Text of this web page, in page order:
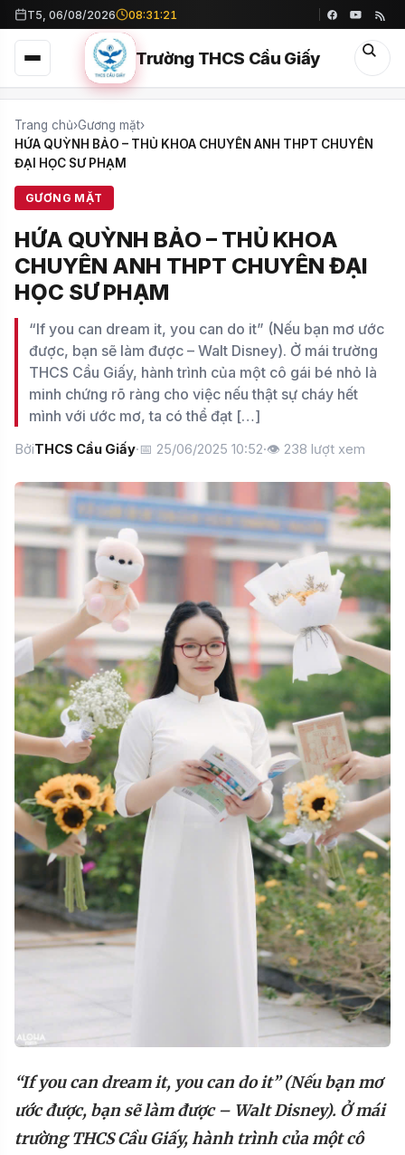
T5, 06/08/2026 08:31:23
Trường THCS Cầu Giấy
Trang chủ›Gương mặt›
HỨA QUỲNH BẢO – THỦ KHOA CHUYÊN ANH THPT CHUYÊN
ĐẠI HỌC SƯ PHẠM
GƯƠNG MẶT
HỨA QUỲNH BẢO – THỦ KHOA
CHUYÊN ANH THPT CHUYÊN ĐẠI
HỌC SƯ PHẠM
“If you can dream it, you can do it” (Nếu bạn mơ ước
được, bạn sẽ làm được – Walt Disney). Ở mái trường
THCS Cầu Giấy, hành trình của một cô gái bé nhỏ là
minh chứng rõ ràng cho việc nếu thật sự cháy hết
mình với ước mơ, ta có thể đạt […]
BởiTHCS Cầu Giấy·📅 25/06/2025 10:52·👁 238 lượt xem
“If you can dream it, you can do it” (Nếu bạn mơ
ước được, bạn sẽ làm được – Walt Disney). Ở mái
trường THCS Cầu Giấy, hành trình của một cô